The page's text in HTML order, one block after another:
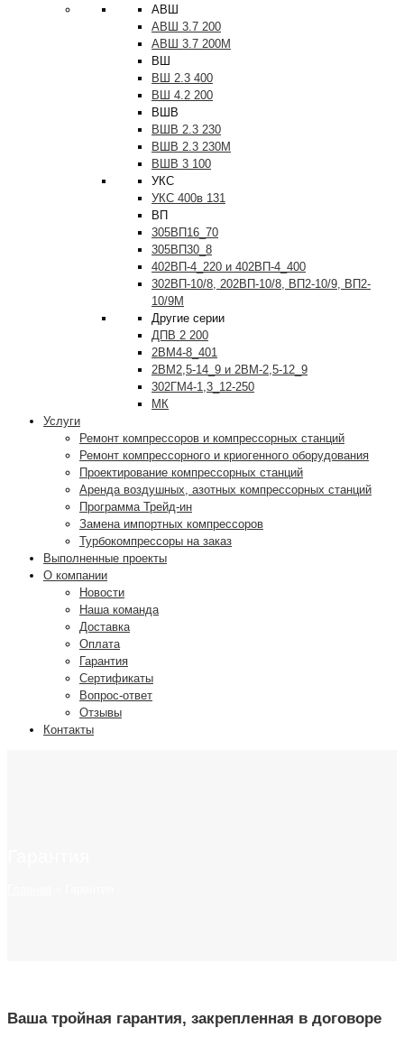
АВШ
АВШ 3.7 200
АВШ 3.7 200М
ВШ
ВШ 2.3 400
ВШ 4.2 200
ВШВ
ВШВ 2.3 230
ВШВ 2.3 230М
ВШВ 3 100
УКС
УКС 400в 131
ВП
305ВП16_70
305ВП30_8
402ВП-4_220 и 402ВП-4_400
302ВП-10/8, 202ВП-10/8, ВП2-10/9, ВП2-
10/9М
Другие серии
ДПВ 2 200
2ВМ4-8_401
2ВМ2,5-14_9 и 2ВМ-2,5-12_9
302ГМ4-1,3_12-250
МК
Услуги
Ремонт компрессоров и компрессорных станций
Ремонт компрессорного и криогенного оборудования
Проектирование компрессорных станций
Аренда воздушных, азотных компрессорных станций
Программа Трейд-ин
Замена импортных компрессоров
Турбокомпрессоры на заказ
Выполненные проекты
О компании
Новости
Наша команда
Доставка
Оплата
Гарантия
Сертификаты
Вопрос-ответ
Отзывы
Контакты
Ваша тройная гарантия, закрепленная в договоре